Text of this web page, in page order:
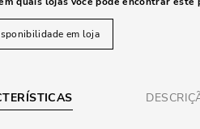
em loja